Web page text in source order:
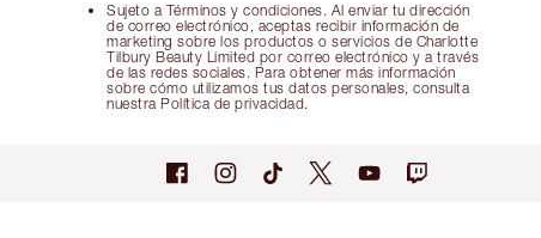
Sujeto a Términos y condiciones. Al enviar tu dirección
de correo electrónico, aceptas recibir información de
marketing sobre los productos o servicios de Charlotte
Tilbury Beauty Limited por correo electrónico y a través
de las redes sociales. Para obtener más información
sobre cómo utilizamos tus datos personales, consulta
nuestra Política de privacidad.